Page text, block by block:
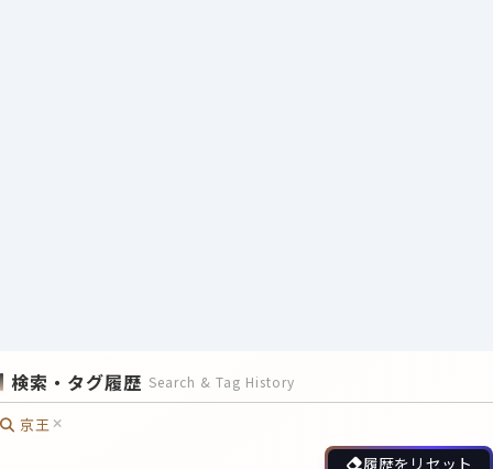
検索・タグ履歴 Search & Tag History
京王
履歴をリセット